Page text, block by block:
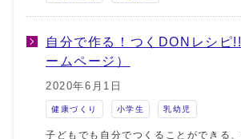
自分で作る！つくDONレシピ
ームページ）
2020年6月1日
健康づくり 小学生 乳幼児
子どもでも自分でつくることができる